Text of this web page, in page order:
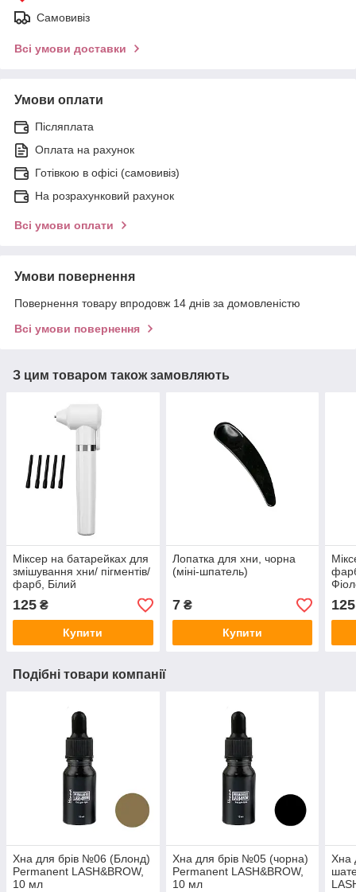
Самовивіз
Всі умови доставки
Умови оплати
Післяплата
Оплата на рахунок
Готівкою в офісі (самовивіз)
На розрахунковий рахунок
Всі умови оплати
Умови повернення
Повернення товару впродовж 14 днів за домовленістю
Всі умови повернення
З цим товаром також замовляють
Міксер на батарейках для
змішування хни/ пігментів/
фарб, Білий
125 ₴
Купити
Лопатка для хни, чорна
(міні-шпатель)
7₴
Купити
125
Подібні товари компанії
Хна для брів №06 (Блонд)
Permanent LASH&BROW,
10 мл
Хна для брів №05 (чорна)
Permanent LASH&BROW,
10 мл
Хна